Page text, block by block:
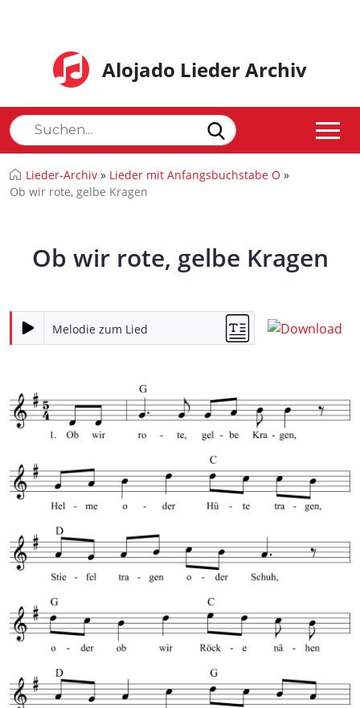
Alojado Lieder Archiv
Lieder-Archiv » Lieder mit Anfangsbuchstabe O »
Ob wir rote, gelbe Kragen
Ob wir rote, gelbe Kragen
Melodie zum Lied